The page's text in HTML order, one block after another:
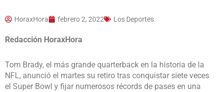
HoraxHora febrero 2, 2022 Los Deportes
Redacción HoraxHora
Tom Brady, el más grande quarterback en la historia de la
NFL, anunció el martes su retiro tras conquistar siete veces
el Super Bowl y fijar numerosos récords de pases en una